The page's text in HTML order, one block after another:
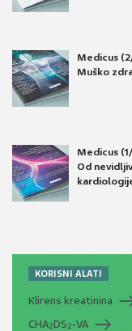
Medicus
Muško
Medicus
Od
KORISNI ALATI
Klirens kreatinina
CHA2DS2-VA